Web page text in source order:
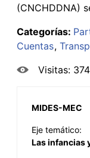
(CNCHDDNA)
Categorías:
Cuentas
Visitas:
MIDES-MEC
Eje temático:
Las infancias